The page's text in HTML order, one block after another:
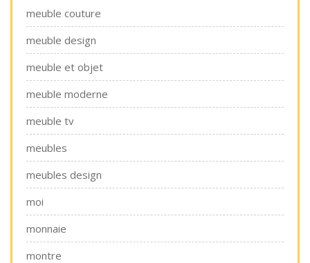
meuble couture
meuble design
meuble et objet
meuble moderne
meuble tv
meubles
meubles design
moi
monnaie
montre